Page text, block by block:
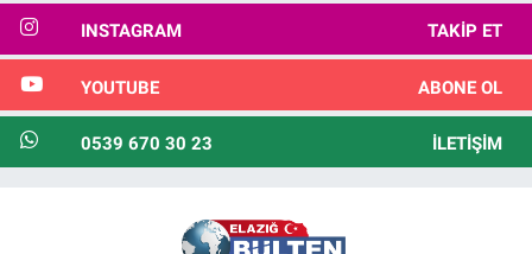
INSTAGRAM TAKIP ET
YOUTUBE ABONE OL
0539 670 30 23 İLETIŞIM